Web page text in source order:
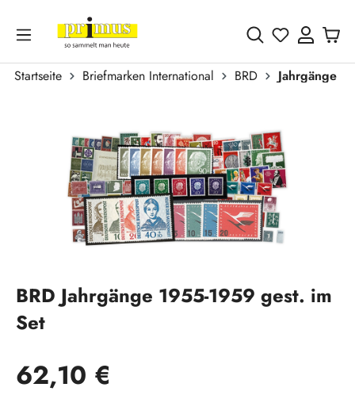
Zum Hauptinhalt springen
Du hast 0
Startseite Briefmarken International BRD
Jahrgänge
BRD Jahrgänge 1955-1959 gest. im
Set
Regulärer Preis:
62,10 €